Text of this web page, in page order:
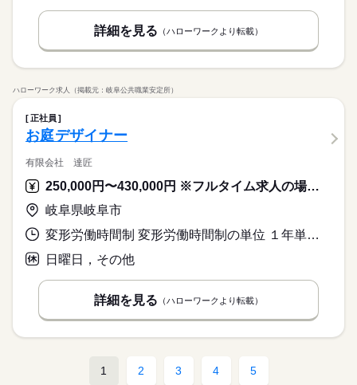
詳細を見る （ハローワークより転載）
ハローワーク求人（掲載元：岐阜公共職業安定所）
正社員
お庭デザイナー
有限会社 達匠
250,000円〜430,000円 ※フルタイム求人の場合は月額（換算額）、パート求人の場合は時間額を表示しています。
岐阜県岐阜市
変形労働時間制 変形労働時間制の単位 １年単位 就業時間１ 8時00分〜17時00分
日曜日，その他
詳細を見る （ハローワークより転載）
1 2 3 4 5